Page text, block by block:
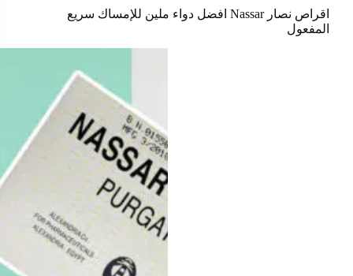
اقراص نصار Nassar افضل دواء ملين للإمساك سريع
المفعول